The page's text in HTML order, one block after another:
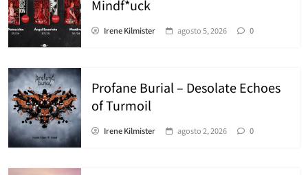
Mindf*uck
Irene Kilmister agosto 5, 2026 0
Profane Burial – Desolate Echoes
of Turmoil
Irene Kilmister agosto 2, 2026 0